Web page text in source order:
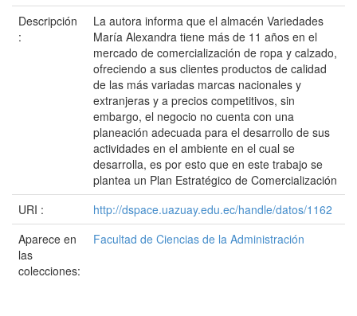
Descripción
:
La autora informa que el almacén Variedades
María Alexandra tiene más de 11 años en el
mercado de comercialización de ropa y calzado,
ofreciendo a sus clientes productos de calidad
de las más variadas marcas nacionales y
extranjeras y a precios competitivos, sin
embargo, el negocio no cuenta con una
planeación adecuada para el desarrollo de sus
actividades en el ambiente en el cual se
desarrolla, es por esto que en este trabajo se
plantea un Plan Estratégico de Comercialización
URI :
http://dspace.uazuay.edu.ec/handle/datos/1162
Aparece en
las
colecciones:
Facultad de Ciencias de la Administración